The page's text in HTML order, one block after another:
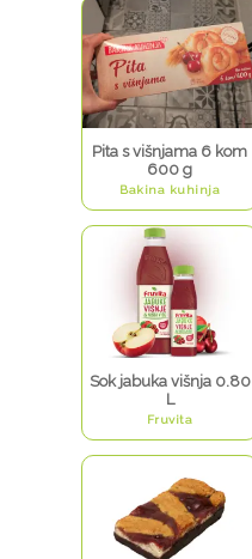
Pita s višnjama 6 kom
600 g
Bakina kuhinja
Sok jabuka višnja 0.80
L
Fruvita